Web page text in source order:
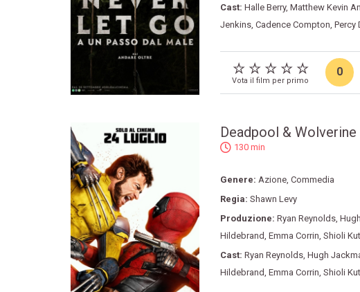
Cast: Halle Berry, Matthew Kevin
Jenkins, Cadence Compton, Percy
Vota il film per primo
0
Deadpool & Wolverine
130 min
Genere: Azione, Commedia
Regia: Shawn Levy
Produzione: Ryan Reynolds,
Hildebrand, Emma Corrin, Shioli
Cast: Ryan Reynolds, Hugh
Hildebrand, Emma Corrin, Shioli